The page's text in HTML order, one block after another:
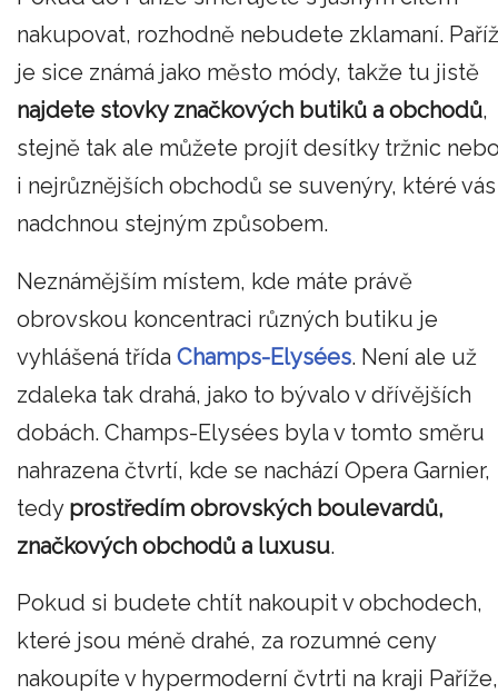
nakupovat, rozhodně nebudete zklamaní. Paříž
je sice známá jako město módy, takže tu jistě
najdete stovky značkových butiků a obchodů,
stejně tak ale můžete projít desítky tržnic
i nejrůznějších obchodů se suvenýry, ktéré vás
nadchnou stejným způsobem.
Neznámějším místem, kde máte právě
obrovskou koncentraci různých butiku je
vyhlášená třída Champs-Elysées. Není ale už
zdaleka tak drahá, jako to bývalo v dřívějších
dobách. Champs-Elysées byla v tomto směru
nahrazena čtvrtí, kde se nachází Opera Garnier,
tedy prostředím obrovských boulevardů,
značkových obchodů a luxusu.
Pokud si budete chtít nakoupit v obchodech,
které jsou méně drahé, za rozumné ceny
nakoupíte v hypermoderní čvtrti na kraji Paříže,